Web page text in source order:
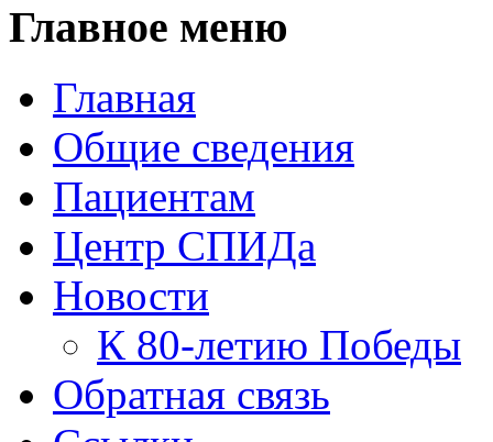
Главное меню
Главная
Общие сведения
Пациентам
Центр СПИДа
Новости
К 80-летию Победы
Обратная связь